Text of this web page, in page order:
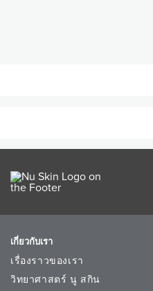
เกี่ยวกับเรา
เรื่องราวของเรา
วิทยาศาสตร์ นู สกิน